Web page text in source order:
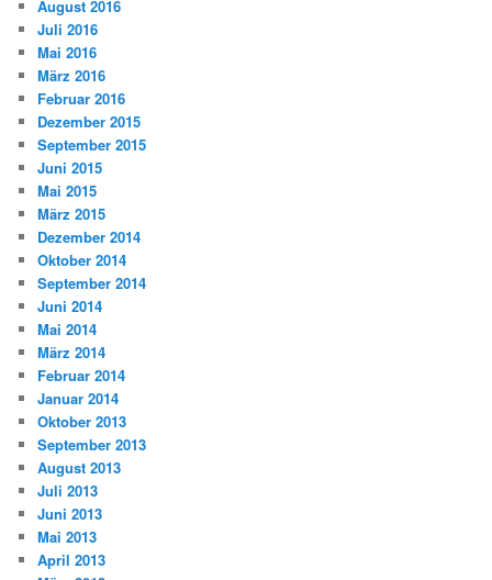
August 2016
Juli 2016
Mai 2016
März 2016
Februar 2016
Dezember 2015
September 2015
Juni 2015
Mai 2015
März 2015
Dezember 2014
Oktober 2014
September 2014
Juni 2014
Mai 2014
März 2014
Februar 2014
Januar 2014
Oktober 2013
September 2013
August 2013
Juli 2013
Juni 2013
Mai 2013
April 2013